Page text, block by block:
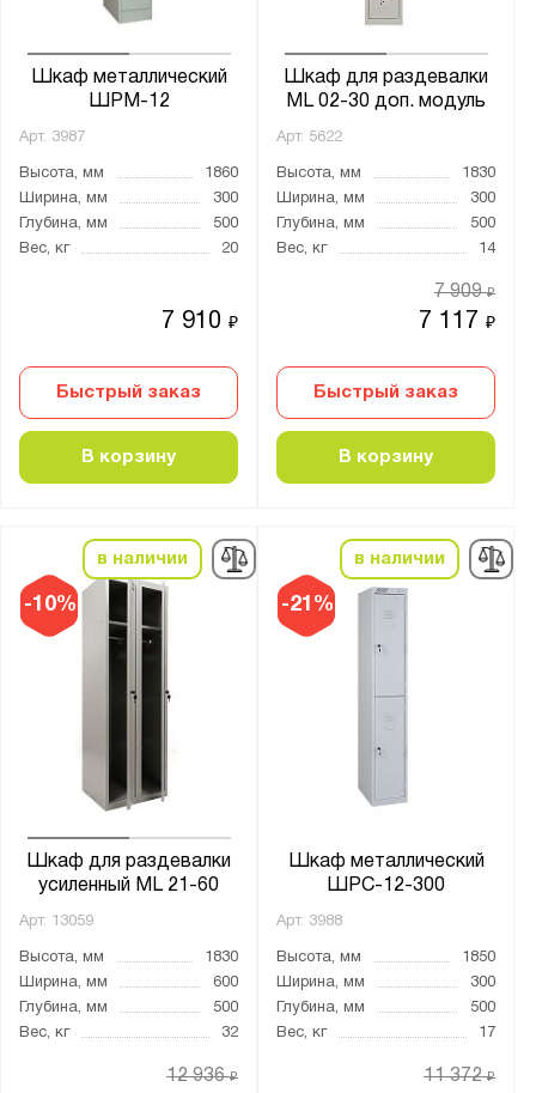
Шкаф металлический
ШРМ-12
Арт. 3987
Высота, мм
1860
Ширина, мм
300
Глубина, мм
500
Вес, кг
20
7 910₽
Быстрый заказ
В корзину
Шкаф для раздевалки
ML 02-30 доп. модуль
Арт. 5622
Высота, мм
1830
Ширина, мм
300
Глубина, мм
500
Вес, кг
14
7 117₽
7 909₽
Быстрый заказ
В корзину
-10%
в наличии
Шкаф для раздевалки
усиленный ML 21-60
Арт. 13059
Высота, мм
1830
Ширина, мм
600
Глубина, мм
500
Вес, кг
32
12 936₽
-21%
в наличии
Шкаф металлический
ШРС-12-300
Арт. 3988
Высота, мм
1850
Ширина, мм
300
Глубина, мм
500
Вес, кг
17
11 372₽